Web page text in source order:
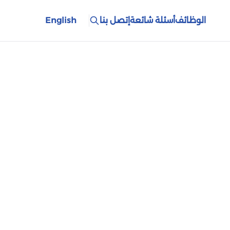
الوظائفأسئلة شائعةإتصل بنا English